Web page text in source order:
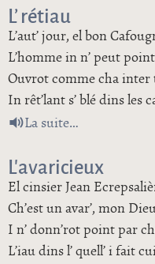
L’ rétiau
L’aut’ jour, el bon
L’homme in n’ peut
Ouvrot comme cha inter
In rêt’lant s’ blé dins les
La suitede L’ rétiau
L’avaricieux
El cinsier Jean
Ch’est un avar’, mon
I n’ donn’rot point par
L’iau dins l’ quell’ i fait